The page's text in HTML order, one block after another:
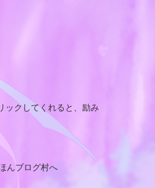
ックしてくれると、励み